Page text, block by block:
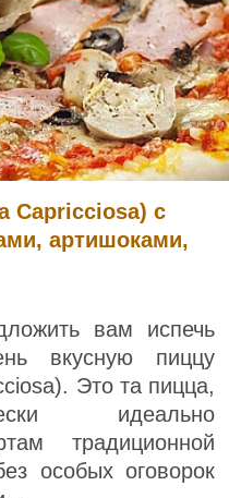
Capricciosa) с
артишоками,
вам испечь
вкусную пиццу
Это та пицца,
идеально
традиционной
особых оговорок